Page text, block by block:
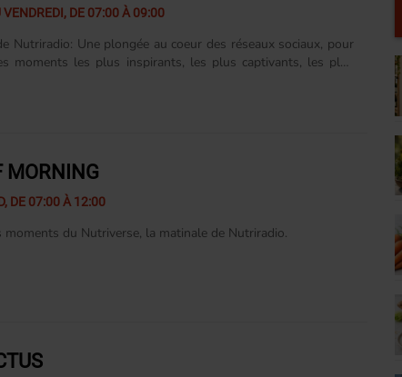
VENDREDI, DE 07:00 À 09:00
Nutriradio: Une plongée au coeur des réseaux sociaux, pour
moments les plus inspirants, les plus captivants, les plus
MORNING
DE 07:00 À 12:00
moments du Nutriverse, la matinale de Nutriradio.